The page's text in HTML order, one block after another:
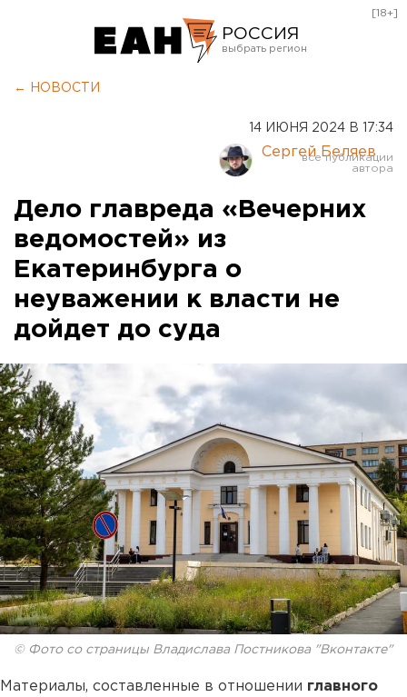
РОССИЯ
Курган
Оренбург
[18+]
← НОВОСТИ
14 ИЮНЯ 2024 В 17:34
Сергей Беляев
Дело главреда «Вечерних
ведомостей» из
Екатеринбурга о
неуважении к власти не
дойдет до суда
© Фото со страницы Владислава Постникова "Вконтакте"
Материалы, составленные в отношении главного